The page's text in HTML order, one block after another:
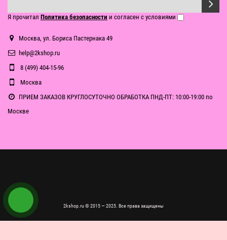
Я прочитал Политика безопасности и согласен с условиями
Москва, ул. Бориса Пастернака 49
help@2kshop.ru
8 (499) 404-15-96
Москва
ПРИЕМ ЗАКАЗОВ КРУГЛОСУТОЧНО ОБРАБОТКА ПНД-ПТ: 10:00-19:00 по
Москве
2kshop.ru © 2015 — 2025. Все права защищены